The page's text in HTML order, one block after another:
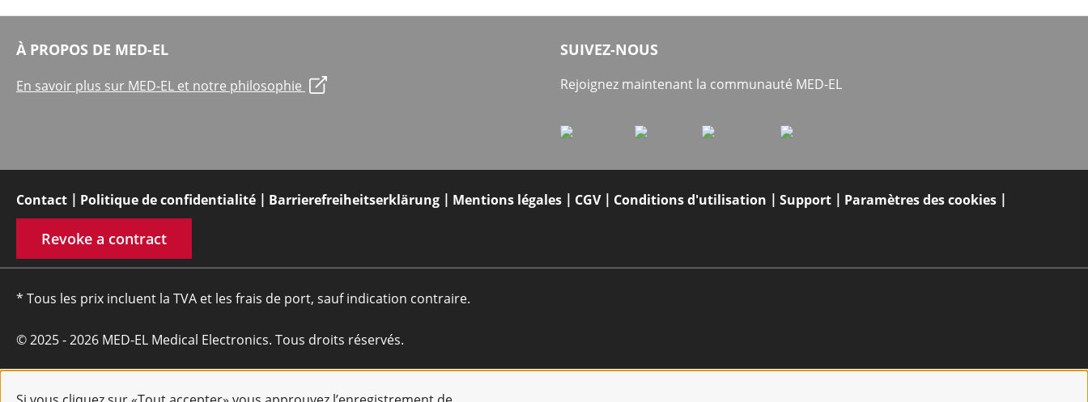
À PROPOS DE MED-EL
En savoir plus sur MED-EL et notre philosophie
SUIVEZ-NOUS
Rejoignez maintenant la communauté MED-EL
Contact Politique de confidentialité Barrierefreiheitserklärung Mentions légales CGV Conditions d'utilisation Support Paramètres des cookies
Revoke a contract
* Tous les prix incluent la TVA et les frais de port, sauf indication contraire.
© 2025 - 2026 MED-EL Medical Electronics. Tous droits réservés.